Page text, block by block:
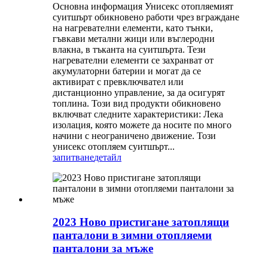
Основна информация Унисекс отопляемият
суитшърт обикновено работи чрез вграждане
на нагревателни елементи, като тънки,
гъвкави метални жици или въглеродни
влакна, в тъканта на суитшърта. Тези
нагревателни елементи се захранват от
акумулаторни батерии и могат да се
активират с превключвател или
дистанционно управление, за да осигурят
топлина. Този вид продукти обикновено
включват следните характеристики: Лека
изолация, която можете да носите по много
начини с неограничено движение. Този
унисекс отопляем суитшърт...
запитванедетайл
2023 Ново пристигане затоплящи
панталони в зимни отопляеми
панталони за мъже